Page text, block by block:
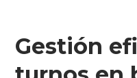
Gestión